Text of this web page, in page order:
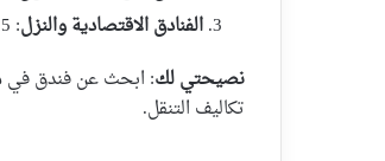
الفنادق الاقتصادية والنزل: 15-25 ريال عماني في الليلة
نصيحتي لك: ابحث عن فندق في
تكاليف التنقل.